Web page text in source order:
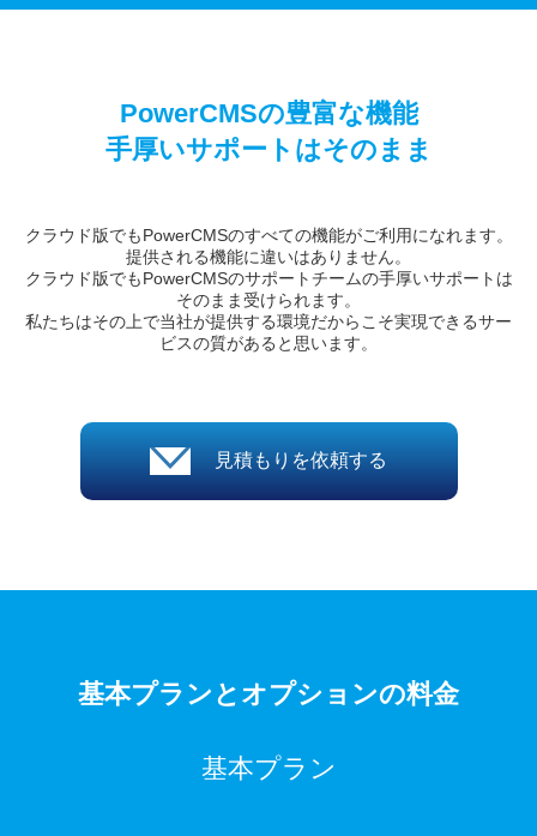
PowerCMSの豊富な機能
手厚いサポートはそのまま
クラウド版でもPowerCMSのすべての機能がご利用になれます。
提供される機能に違いはありません。
クラウド版でもPowerCMSのサポートチームの手厚いサポートは
そのまま受けられます。
私たちはその上で当社が提供する環境だからこそ実現できるサー
ビスの質があると思います。
見積もりを依頼する
基本プランとオプションの料金
基本プラン